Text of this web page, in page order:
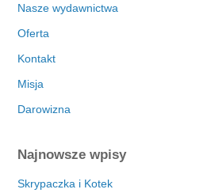
Nasze wydawnictwa
Oferta
Kontakt
Misja
Darowizna
Najnowsze wpisy
Skrypaczka i Kotek